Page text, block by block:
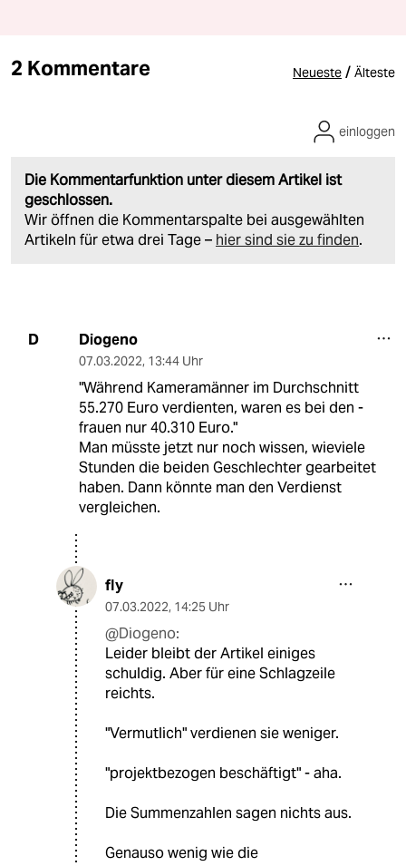
2 Kommentare Neueste / Älteste
Die Kommentarfunktion unter diesem Artikel ist
geschlossen.
Wir öffnen die Kommentarspalte bei ausgewählten
Artikeln für etwa drei Tage – hier sind sie zu finden.
einloggen
D Diogeno
07.03.2022, 13:44 Uhr
"Während Kameramänner im Durchschnitt
55.270 Euro verdienten, waren es bei den -
frauen nur 40.310 Euro."
Man müsste jetzt nur noch wissen, wieviele
Stunden die beiden Geschlechter gearbeitet
haben. Dann könnte man den Verdienst
vergleichen.
fly
07.03.2022, 14:25 Uhr
@Diogeno:
Leider bleibt der Artikel einiges
schuldig. Aber für eine Schlagzeile
reichts.
"Vermutlich" verdienen sie weniger.
"projektbezogen beschäftigt" - aha.
Die Summenzahlen sagen nichts aus.
Genauso wenig wie die